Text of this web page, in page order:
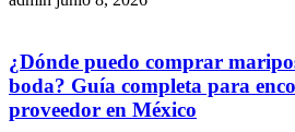
¿Dónde puedo comprar
boda? Guía completa para
proveedor en México